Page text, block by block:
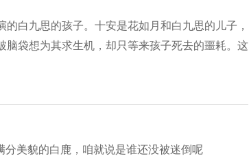
白九思的孩子。十安是花如月和白九思的儿子，
袋想为其求生机，却只等来孩子死去的噩耗。这
美貌的白鹿，咱就说是谁还没被迷倒呢